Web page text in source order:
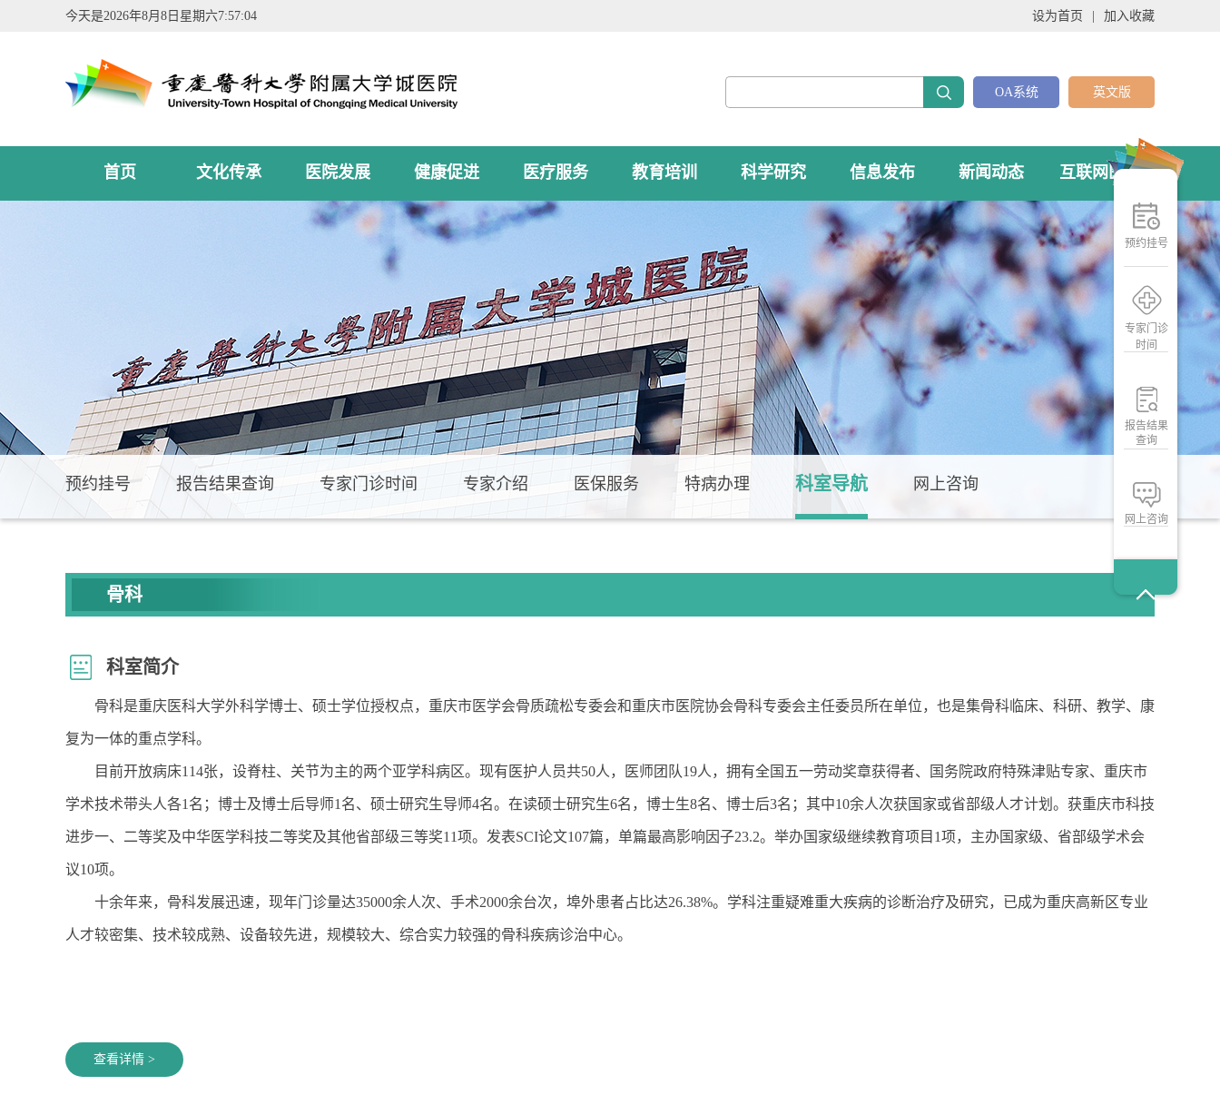
预约挂号
专家门诊
时间
报告结果
查询
网上咨询
今天是2026年8月8日星期六7:57:05 设为首页 加入收藏
OA系统 英文版
首页 文化传承 医院发展 健康促进 医疗服务 教育培训 科学研究 信息发布 新闻动态 互联网医院
预约挂号 报告结果查询 专家门诊时间 专家介绍 医保服务 特病办理 科室导航 网上咨询
骨科
科室简介
骨科是重庆医科大学外科学博士、硕士学位授权点，重庆市医学会骨质疏松专委会和重庆市医院协会骨科专委会主任委员所在单位，也是集骨科临床、科研、教学、康
复为一体的重点学科。
目前开放病床114张，设脊柱、关节为主的两个亚学科病区。现有医护人员共50人，医师团队19人，拥有全国五一劳动奖章获得者、国务院政府特殊津贴专家、重庆市
学术技术带头人各1名；博士及博士后导师1名、硕士研究生导师4名。在读硕士研究生6名，博士生8名、博士后3名；其中10余人次获国家或省部级人才计划。获重庆市科技
进步一、二等奖及中华医学科技二等奖及其他省部级三等奖11项。发表SCI论文107篇，单篇最高影响因子23.2。举办国家级继续教育项目1项，主办国家级、省部级学术会
议10项。
十余年来，骨科发展迅速，现年门诊量达35000余人次、手术2000余台次，埠外患者占比达26.38%。学科注重疑难重大疾病的诊断治疗及研究，已成为重庆高新区专业
人才较密集、技术较成熟、设备较先进，规模较大、综合实力较强的骨科疾病诊治中心。
查看详情 >